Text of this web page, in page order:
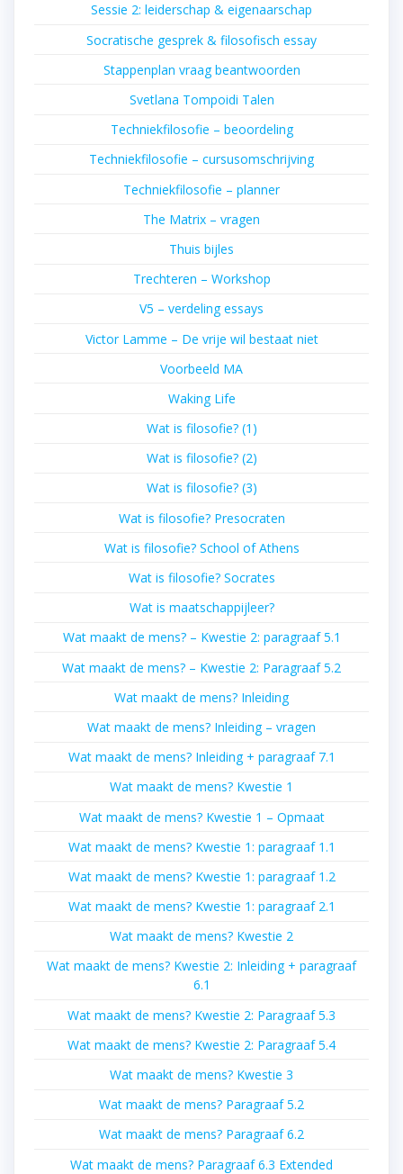
Sessie 2: leiderschap & eigenaarschap
Socratische gesprek & filosofisch essay
Stappenplan vraag beantwoorden
Svetlana Tompoidi Talen
Techniekfilosofie – beoordeling
Techniekfilosofie – cursusomschrijving
Techniekfilosofie – planner
The Matrix – vragen
Thuis bijles
Trechteren – Workshop
V5 – verdeling essays
Victor Lamme – De vrije wil bestaat niet
Voorbeeld MA
Waking Life
Wat is filosofie? (1)
Wat is filosofie? (2)
Wat is filosofie? (3)
Wat is filosofie? Presocraten
Wat is filosofie? School of Athens
Wat is filosofie? Socrates
Wat is maatschappijleer?
Wat maakt de mens? – Kwestie 2: paragraaf 5.1
Wat maakt de mens? – Kwestie 2: Paragraaf 5.2
Wat maakt de mens? Inleiding
Wat maakt de mens? Inleiding – vragen
Wat maakt de mens? Inleiding + paragraaf 7.1
Wat maakt de mens? Kwestie 1
Wat maakt de mens? Kwestie 1 – Opmaat
Wat maakt de mens? Kwestie 1: paragraaf 1.1
Wat maakt de mens? Kwestie 1: paragraaf 1.2
Wat maakt de mens? Kwestie 1: paragraaf 2.1
Wat maakt de mens? Kwestie 2
Wat maakt de mens? Kwestie 2: Inleiding + paragraaf
6.1
Wat maakt de mens? Kwestie 2: Paragraaf 5.3
Wat maakt de mens? Kwestie 2: Paragraaf 5.4
Wat maakt de mens? Kwestie 3
Wat maakt de mens? Paragraaf 5.2
Wat maakt de mens? Paragraaf 6.2
Wat maakt de mens? Paragraaf 6.3 Extended